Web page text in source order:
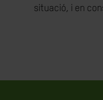
situació, i en